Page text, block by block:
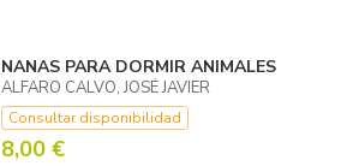
NANAS PARA DORMIR ANIMALES
ALFARO CALVO, JOSÉ JAVIER
Consultar disponibilidad
8,00 €